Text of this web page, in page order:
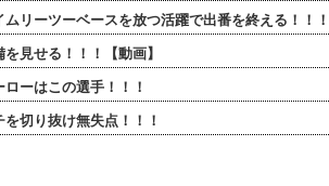
リーツーベースを放つ活躍で出番を終える！！！
見せる！！！【動画】
ーはこの選手！！！
切り抜け無失点！！！